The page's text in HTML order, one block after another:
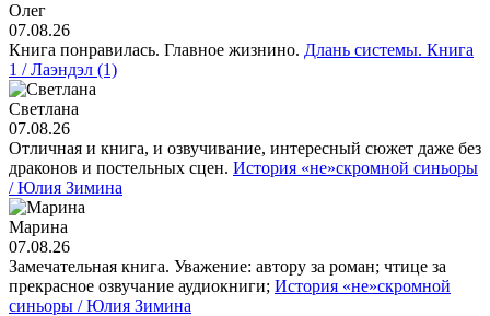
Олег
07.08.26
Книга понравилась. Главное жизнино. Длань системы. Книга
1 / Лаэндэл (1)
Светлана
07.08.26
Отличная и книга, и озвучивание, интересный сюжет даже без
драконов и постельных сцен. История «не»скромной синьоры
/ Юлия Зимина
Марина
07.08.26
Замечательная книга. Уважение: автору за роман; чтице за
прекрасное озвучание аудиокниги; История «не»скромной
синьоры / Юлия Зимина